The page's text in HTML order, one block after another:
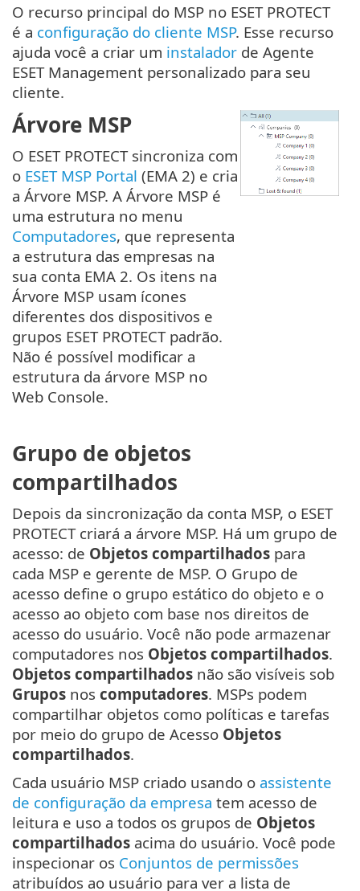
O recurso principal do MSP no ESET PROTECT
é a configuração do cliente MSP. Esse recurso
ajuda você a criar um instalador de Agente
ESET Management personalizado para seu
cliente.
Árvore MSP
O ESET PROTECT sincroniza com
o ESET MSP Portal (EMA 2) e cria
a Árvore MSP. A Árvore MSP é
uma estrutura no menu
Computadores, que representa
a estrutura das empresas na
sua conta EMA 2. Os itens na
Árvore MSP usam ícones
diferentes dos dispositivos e
grupos ESET PROTECT padrão.
Não é possível modificar a
estrutura da árvore MSP no
Web Console.
Grupo de objetos
compartilhados
Depois da sincronização da conta MSP, o ESET
PROTECT criará a árvore MSP. Há um grupo de
acesso: de Objetos compartilhados para
cada MSP e gerente de MSP. O Grupo de
acesso define o grupo estático do objeto e o
acesso ao objeto com base nos direitos de
acesso do usuário. Você não pode armazenar
computadores nos Objetos compartilhados.
Objetos compartilhados não são visíveis sob
Grupos nos computadores. MSPs podem
compartilhar objetos como políticas e tarefas
por meio do grupo de Acesso Objetos
compartilhados.
Cada usuário MSP criado usando o assistente
de configuração da empresa tem acesso de
leitura e uso a todos os grupos de Objetos
compartilhados acima do usuário. Você pode
inspecionar os Conjuntos de permissões
atribuídos ao usuário para ver a lista de